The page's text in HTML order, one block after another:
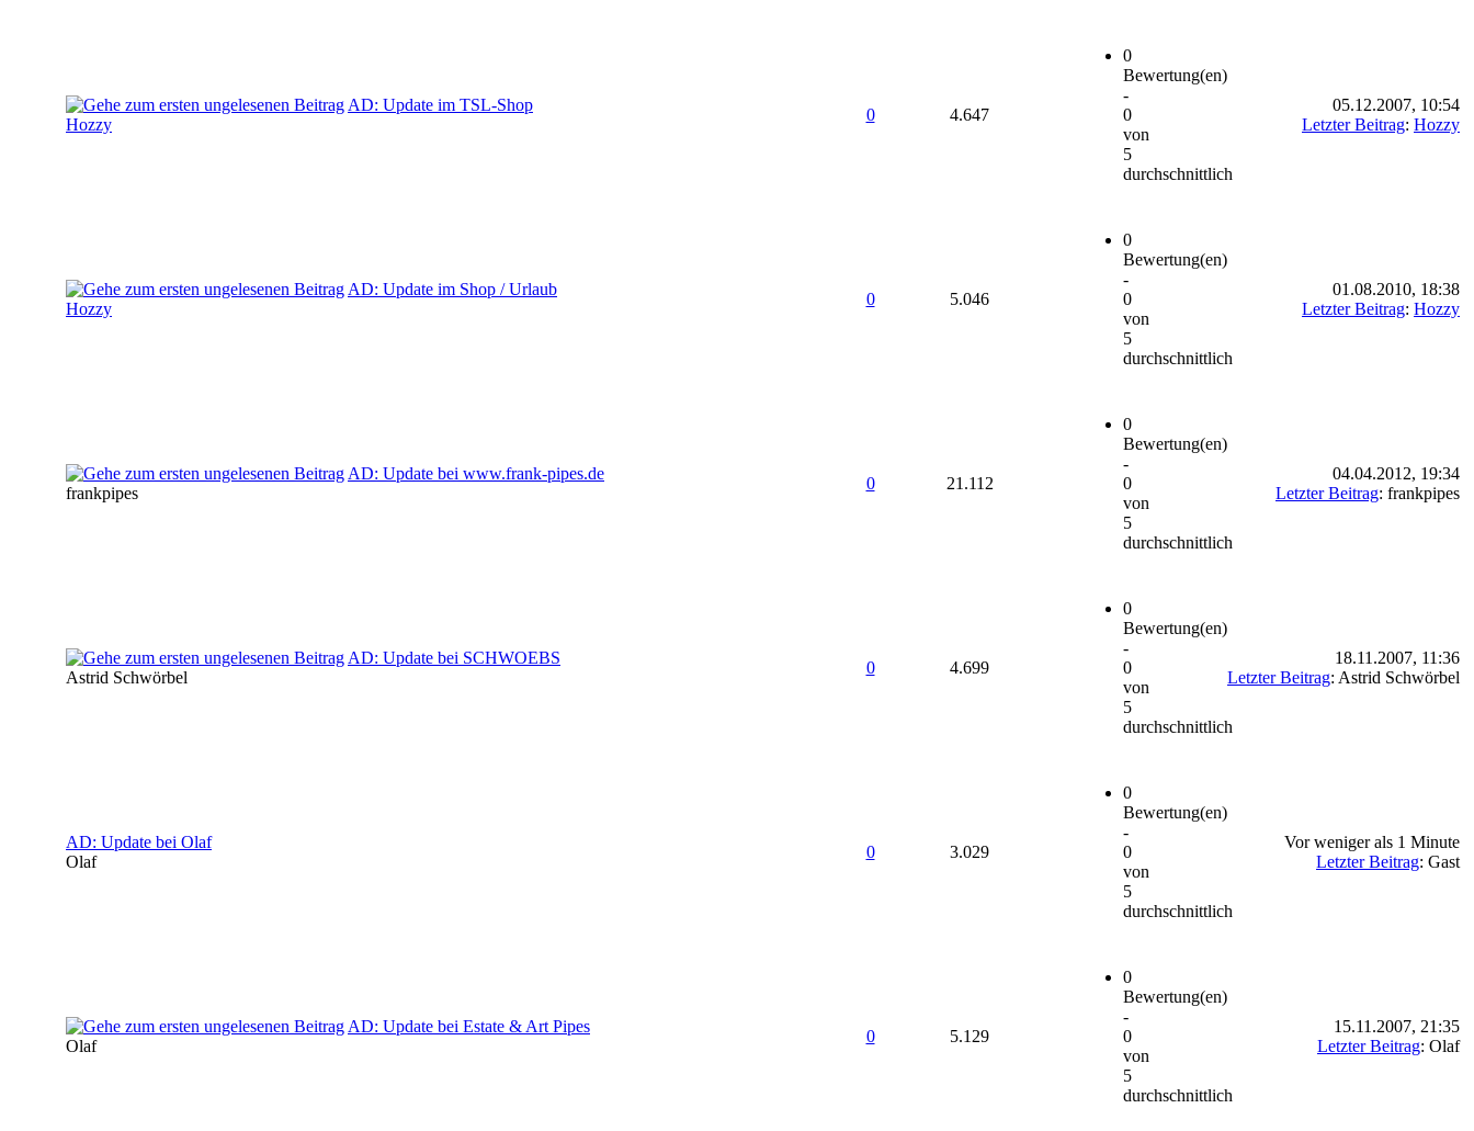
AD: Update im TSL-Shop
Hozzy
0 4.647
0
Bewertung(en)
-
0
von
5
durchschnittlich
05.12.2007, 10:54
Letzter Beitrag: Hozzy
AD: Update im Shop / Urlaub
Hozzy
0 5.046
0
Bewertung(en)
-
0
von
5
durchschnittlich
01.08.2010, 18:38
Letzter Beitrag: Hozzy
AD: Update bei www.frank-pipes.de
frankpipes
0 21.112
0
Bewertung(en)
-
0
von
5
durchschnittlich
04.04.2012, 19:34
Letzter Beitrag: frankpipes
AD: Update bei SCHWOEBS
Astrid Schwörbel
0 4.699
0
Bewertung(en)
-
0
von
5
durchschnittlich
18.11.2007, 11:36
Letzter Beitrag: Astrid Schwörbel
AD: Update bei Olaf
Olaf
0 3.029
0
Bewertung(en)
-
0
von
5
durchschnittlich
Vor weniger als 1 Minute
Letzter Beitrag: Gast
AD: Update bei Estate & Art Pipes
Olaf
0 5.129
0
Bewertung(en)
-
0
von
5
durchschnittlich
15.11.2007, 21:35
Letzter Beitrag: Olaf